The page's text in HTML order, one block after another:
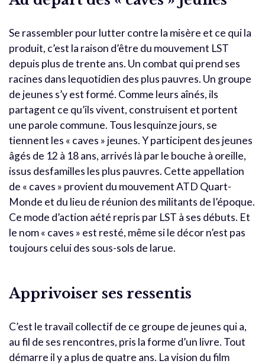
Se rassembler pour lutter contre la misère et ce qui la
produit, c’est la raison d’être du mouvement LST
depuis plus de trente ans. Un combat qui prend ses
racines dans lequotidien des plus pauvres. Un groupe
de jeunes s’y est formé. Comme leurs aînés, ils
partagent ce qu’ils vivent, construisent et portent
une parole commune. Tous lesquinze jours, se
tiennent les « caves » jeunes. Y participent des jeunes
âgés de 12 à 18 ans, arrivés là par le bouche à oreille,
issus desfamilles les plus pauvres. Cette appellation
de « caves » provient du mouvement ATD Quart-
Monde et du lieu de réunion des militants de l’époque.
Ce mode d’action aété repris par LST à ses débuts. Et
le nom « caves » est resté, même si le décor n’est pas
toujours celui des sous-sols de larue.
Apprivoiser ses ressentis
C’est le travail collectif de ce groupe de jeunes qui a,
au fil de ses rencontres, pris la forme d’un livre. Tout
démarre il y a plus de quatre ans. La vision du film